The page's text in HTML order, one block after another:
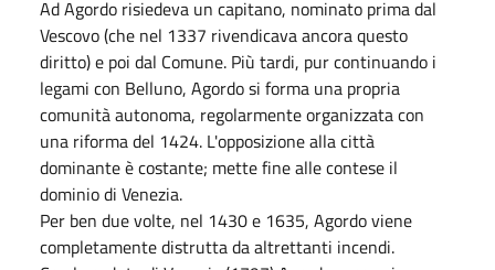
Ad Agordo risiedeva un capitano, nominato prima dal
Vescovo (che nel 1337 rivendicava ancora questo
diritto) e poi dal Comune. Più tardi, pur continuando i
legami con Belluno, Agordo si forma una propria
comunità autonoma, regolarmente organizzata con
una riforma del 1424. L'opposizione alla città
dominante è costante; mette fine alle contese il
dominio di Venezia.
Per ben due volte, nel 1430 e 1635, Agordo viene
completamente distrutta da altrettanti incendi.